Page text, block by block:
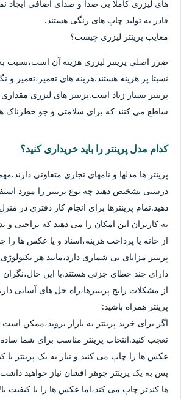
های لیزری کاملا بی صدا و صدای اضافی ایجاد
قادر به تولید چاپ های رنگی هستند.
معایب پرینتر لیزری چیست؟
ضرر اصلی پرینتر لیزری هزینه آن است،نسبت به
نسبتا پر هزینه هستند.هزینه های تعمیر،تعمیر و
پرینتر بسیار زیاد است.پرینتر های لیزری
ساطع می کنند که برای سلامتی و جو خطرناک
کدام مدل پرینتر را باید خریداری کنید؟
پرینتر ها مدلها و نامهای تجاری متفاوتی
درستی تشخیص دهید چه نوع پرینتر را مورد
دهید.تمام پرینترها برای انجام کار دفتری در
به کاربران این امکان را می دهند که براحتی و
از خانه یا پرداخت هزینه،اسناد و یا عکس ها را
پرینتر مزایای بی شماری دارد،مانند هر تکنولوژی
دارای چند خطای جزئی هستند.با این حال،نگران
از مشکلات رایج پرینترها،راه حل های آسانی
پرینتر همراه باشید:
اگر برای خرید پرینتر به بازار بروید،ممکن است
تعجب کنید.انتخاب پرینتر مناسب برای شما
عکس ها را چاپ می کنید و نیاز به یک پرینتر با
پس به یک پرینتر جوهر افشان نیاز خواهید
ها کندتر چاپ می کند،اما عکس ها را با کیفیت